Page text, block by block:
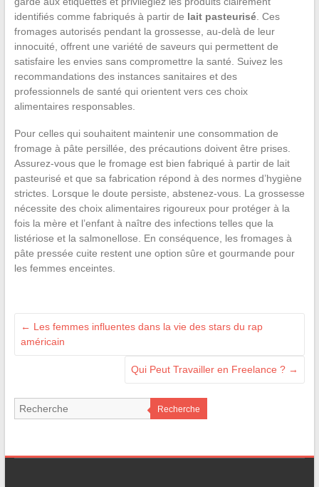
identifiés comme fabriqués à partir de lait pasteurisé. Ces
fromages autorisés pendant la grossesse, au-delà de leur
innocuité, offrent une variété de saveurs qui permettent de
satisfaire les envies sans compromettre la santé. Suivez les
recommandations des instances sanitaires et des
professionnels de santé qui orientent vers ces choix
alimentaires responsables.
Pour celles qui souhaitent maintenir une consommation de
fromage à pâte persillée, des précautions doivent être prises.
Assurez-vous que le fromage est bien fabriqué à partir de lait
pasteurisé et que sa fabrication répond à des normes d’hygiène
strictes. Lorsque le doute persiste, abstenez-vous. La grossesse
nécessite des choix alimentaires rigoureux pour protéger à la
fois la mère et l’enfant à naître des infections telles que la
listériose et la salmonellose. En conséquence, les fromages à
pâte pressée cuite restent une option sûre et gourmande pour
les femmes enceintes.
← Les femmes influentes dans la vie des stars du rap
américain
Qui Peut Travailler en Freelance ? →
Recherche